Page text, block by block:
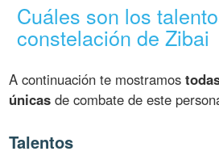
Cuáles son los
constelación de Zibai
A continuación te mostramos
únicas de combate de este
Talentos